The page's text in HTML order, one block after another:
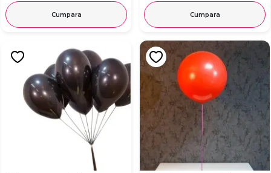
Cumpara Cumpara